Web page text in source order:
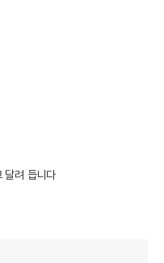
달려 듭니다